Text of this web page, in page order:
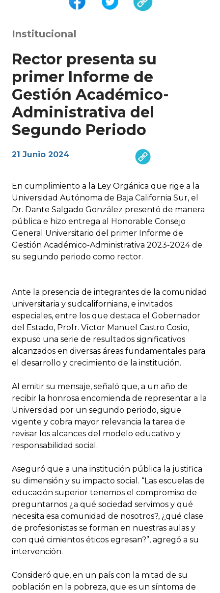
Institucional
Rector presenta su
primer Informe de
Gestión Académico-
Administrativa del
Segundo Periodo
21 Junio 2024
En cumplimiento a la Ley Orgánica que rige a la
Universidad Autónoma de Baja California Sur, el
Dr. Dante Salgado González presentó de manera
pública e hizo entrega al Honorable Consejo
General Universitario del primer Informe de
Gestión Académico-Administrativa 2023-2024 de
su segundo periodo como rector.
Ante la presencia de integrantes de la comunidad
universitaria y sudcaliforniana, e invitados
especiales, entre los que destaca el Gobernador
del Estado, Profr. Víctor Manuel Castro Cosío,
expuso una serie de resultados significativos
alcanzados en diversas áreas fundamentales para
el desarrollo y crecimiento de la institución.
Al emitir su mensaje, señaló que, a un año de
recibir la honrosa encomienda de representar a la
Universidad por un segundo periodo, sigue
vigente y cobra mayor relevancia la tarea de
revisar los alcances del modelo educativo y
responsabilidad social.
Aseguró que a una institución pública la justifica
su dimensión y su impacto social. “Las escuelas de
educación superior tenemos el compromiso de
preguntarnos ¿a qué sociedad servimos y qué
necesita esa comunidad de nosotros?, ¿qué clase
de profesionistas se forman en nuestras aulas y
con qué cimientos éticos egresan?”, agregó a su
intervención.
Consideró que, en un país con la mitad de su
población en la pobreza, que es un síntoma de